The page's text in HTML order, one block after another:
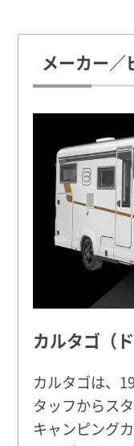
メーカー／
カルタゴ（ド
カルタゴは、
タッフからス
キャンピング